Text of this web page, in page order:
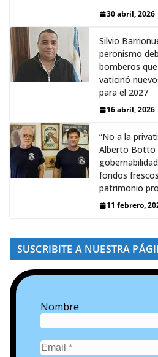
30 abril, 2026
Silvio
peronismo
bomberos
vaticinó
para el 2027
16 abril, 2026
“No a la
Alberto Botto
fondos
patrimonio
11 febrero,
SUSCRIBITE A NUESTRA
Nombre